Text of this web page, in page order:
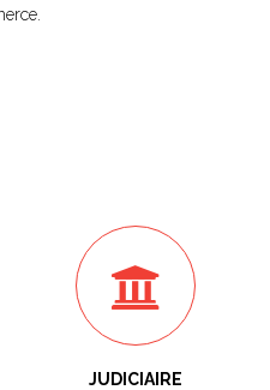
JUDICIAIRE